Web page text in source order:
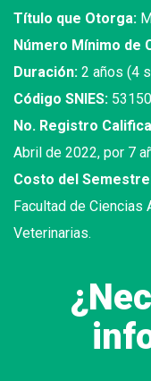
Título que Otorga:
Número Mínimo de
Duración: 2 años (4
Código SNIES:
No. Registro
Abril de 2022, por 7
Costo del
Facultad de Ciencias
Veterinarias.